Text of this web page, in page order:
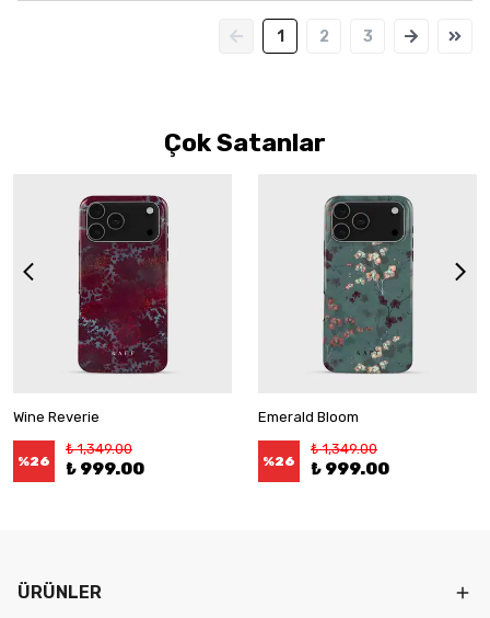
1 2 3
Çok Satanlar
Wine Reverie
%26
₺ 1,349.00
₺ 999.00
Emerald Bloom
%26
₺ 1,349.00
₺ 999.00
ÜRÜNLER